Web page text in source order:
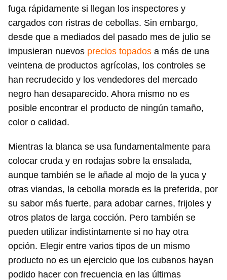
fuga rápidamente si llegan los inspectores y
cargados con ristras de cebollas. Sin embargo,
desde que a mediados del pasado mes de julio se
impusieran nuevos precios topados a más de una
veintena de productos agrícolas, los controles se
han recrudecido y los vendedores del mercado
negro han desaparecido. Ahora mismo no es
posible encontrar el producto de ningún tamaño,
color o calidad.
Mientras la blanca se usa fundamentalmente para
colocar cruda y en rodajas sobre la ensalada,
aunque también se le añade al mojo de la yuca y
otras viandas, la cebolla morada es la preferida, por
su sabor más fuerte, para adobar carnes, frijoles y
otros platos de larga cocción. Pero también se
pueden utilizar indistintamente si no hay otra
opción. Elegir entre varios tipos de un mismo
producto no es un ejercicio que los cubanos hayan
podido hacer con frecuencia en las últimas